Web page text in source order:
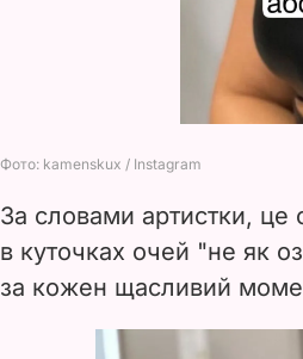
За словами артистки,
в куточках очей "не як
за кожен щасливий